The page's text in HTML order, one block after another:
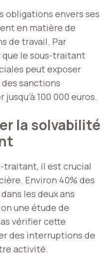
obligations envers ses
en matière de
de travail. Par
que le sous-traitant
peut exposer
sanctions
100 000 euros.
la solvabilité
traitant, il est crucial
Environ 40% des
les deux ans
une étude de
vérifier cette
des interruptions de
activité.